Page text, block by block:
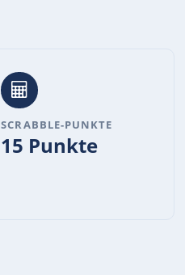
SCRABBLE-PUNKTE
15 Punkte